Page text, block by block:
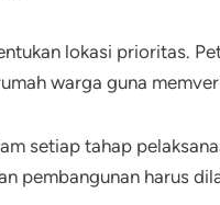
lokasi prioritas.
warga guna
setiap tahap
pembangunan harus